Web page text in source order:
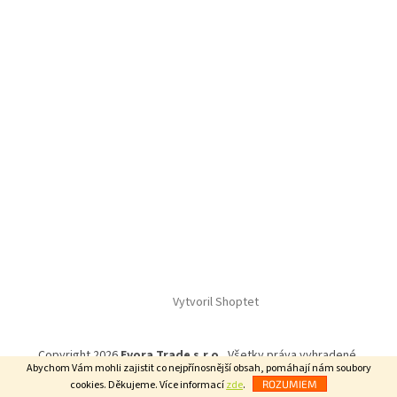
Abychom Vám mohli zajistit co nejpřínosnější obsah, pomáhají nám soubory
cookies. Děkujeme. Více informacízde. ROZUMIEM
Vytvoril Shoptet
Copyright 2026Evora Trade s.r.o.. Všetky práva vyhradené.